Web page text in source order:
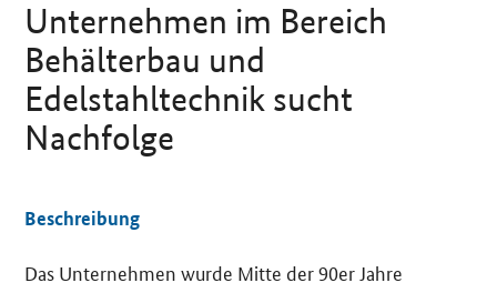
Unternehmen im Bereich
Behälterbau und
Edelstahltechnik sucht
Nachfolge
Beschreibung
Das Unternehmen wurde Mitte der 90er Jahre